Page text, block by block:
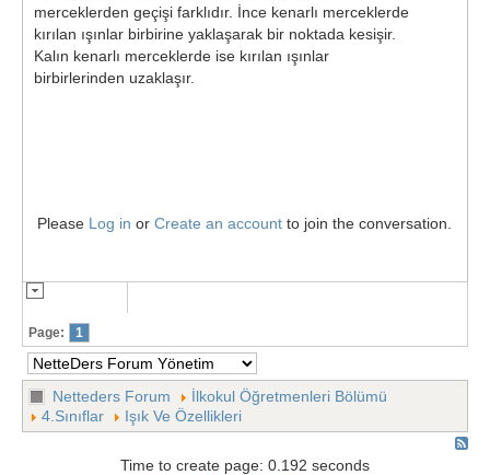
merceklerden geçişi farklıdır. İnce kenarlı merceklerde
kırılan ışınlar birbirine yaklaşarak bir noktada kesişir.
Kalın kenarlı merceklerde ise kırılan ışınlar
birbirlerinden uzaklaşır.
Please Log in or Create an account to join the conversation.
Page: 1
Netteders Forum
İlkokul Öğretmenleri Bölümü
4.Sınıflar
Işık Ve Özellikleri
Time to create page: 0.192 seconds